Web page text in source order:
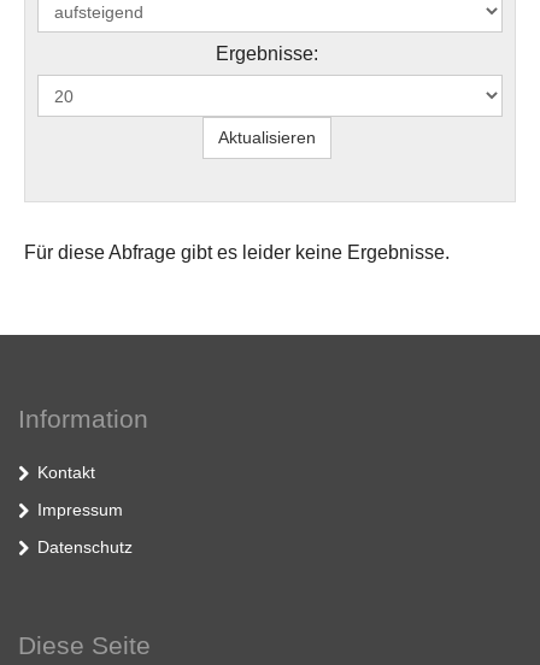
Ergebnisse:
Für diese Abfrage gibt es leider keine Ergebnisse.
Information
Kontakt
Impressum
Datenschutz
Diese Seite